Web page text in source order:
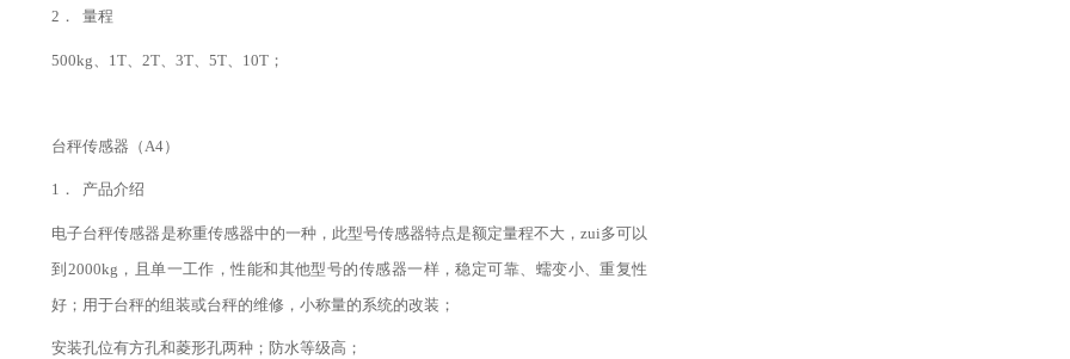
2． 量程
500kg、1T、2T、3T、5T、10T；
台秤传感器（A4）
1． 产品介绍
电子台秤传感器是称重传感器中的一种，此型号传感器特点是额定量程不大，zui多可以
到2000kg，且单一工作，性能和其他型号的传感器一样，稳定可靠、蠕变小、重复性
好；用于台秤的组装或台秤的维修，小称量的系统的改装；
安装孔位有方孔和菱形孔两种；防水等级高；